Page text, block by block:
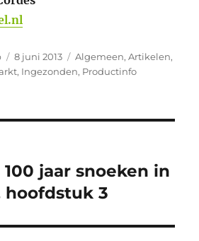
Geplaatst
op
8 juni 2013 Categorieën
Algemeen,Artikelen,
, Ingezonden, Productinfo
100 jaar snoeken in
hoofdstuk 3